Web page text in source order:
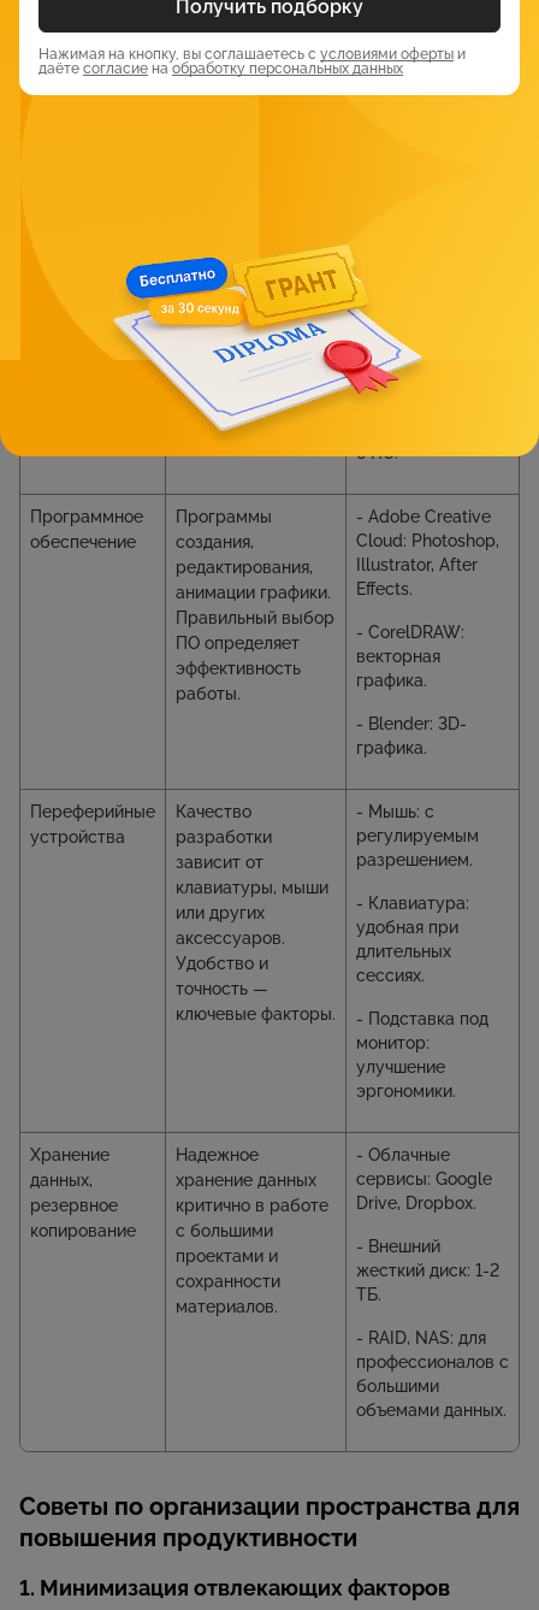
параметры.
- Размер: 27-32
дюйма.
графикой.
Обеспечивает
чувствительность,
контроль над
изображением.
8192 уровня.
- Тип: экранные,
безэкранные
модели.
с ПО.
Программное
обеспечение
Программы
создания,
редактирования,
анимации графики.
Правильный выбор
ПО определяет
эффективность
работы.
- Adobe Creative
Cloud: Photoshop,
Illustrator, After
Effects.
- CorelDRAW:
векторная
графика.
- Blender: 3D-
графика.
Переферийные
устройства
Качество
разработки
зависит от
клавиатуры, мыши
или других
аксессуаров.
Удобство и
точность —
ключевые факторы.
- Мышь: с
регулируемым
разрешением.
- Клавиатура:
удобная при
длительных
сессиях.
- Подставка под
монитор:
улучшение
эргономики.
Хранение
данных,
резервное
копирование
Надежное
хранение данных
критично в работе
с большими
проектами и
сохранности
материалов.
- Облачные
сервисы: Google
Drive, Dropbox.
- Внешний
жесткий диск: 1-2
ТБ.
- RAID, NAS: для
профессионалов с
большими
объемами данных.
Советы по организации пространства для
повышения продуктивности
1. Минимизация отвлекающих факторов
Получить подборку
Нажимая на кнопку, вы соглашаетесь с условиями оферты и
даёте согласие на обработку персональных данных